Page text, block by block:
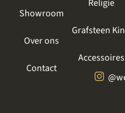
Showroom
Over ons
Contact
Religie
Grafsteen
Accessoires